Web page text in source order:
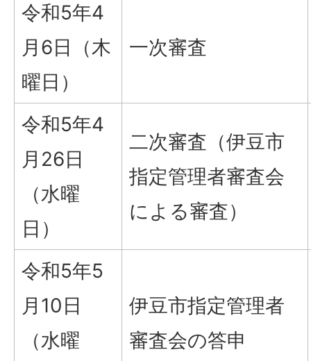
令和5年4
月6日（木
曜日）
一次審査
令和5年4
月26日
（水曜
日）
二次審査（伊豆市
指定管理者審査会
による審査）
令和5年5
月10日
（水曜
伊豆市指定管理者
審査会の答申